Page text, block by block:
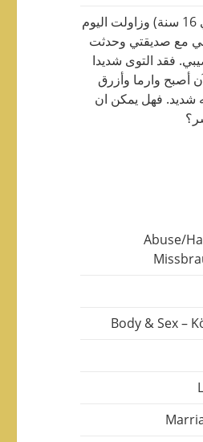
أنا (ولد عمري 16 سنة) وزاولت اليوم
مع صديقتي وحدثت
فقد التوى شديدا
أصبح وارما وأزرق
شديد. فهل يمكن ان
Abuse/
Body & Sex –